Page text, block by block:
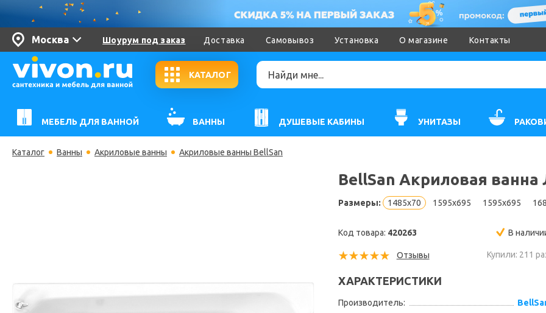
Москва Шоурум под заказ Доставка Самовывоз Установка О магазине Контакты
КАТАЛОГ
МЕБЕЛЬ ДЛЯ ВАННОЙ ВАННЫ ДУШЕВЫЕ КАБИНЫ УНИТАЗЫ
Каталог Ванны Акриловые ванны Акриловые ванны BellSan
BellSan Акриловая ванна
Размеры: 1485x70 1595x695 1595x695
Код товара: 420263 В
Отзывы Купили: 211
ХАРАКТЕРИСТИКИ
Производитель: